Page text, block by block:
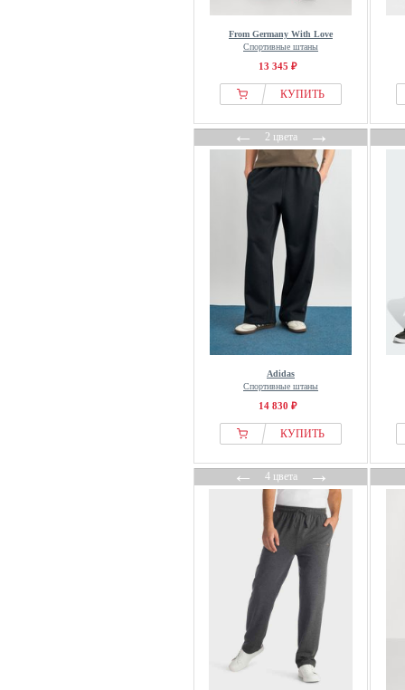
From Germany With Love
Спортивные штаны
13 345 ₽
КУПИТЬ
←2 цвета→
Adidas
Спортивные штаны
14 830 ₽
КУПИТЬ
←4 цвета→